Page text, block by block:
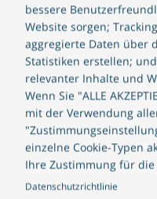
bessere
Website sorgen;
aggregierte Daten über
Statistiken erstellen;
relevanter Inhalte und
Wenn Sie "ALLE
mit der Verwendung
einzelne Cookie-Typen
Ihre Zustimmung für
Datenschutzrichtlinie
Differenzieren
„Newcomern“,
Dienste mit
kombinieren.